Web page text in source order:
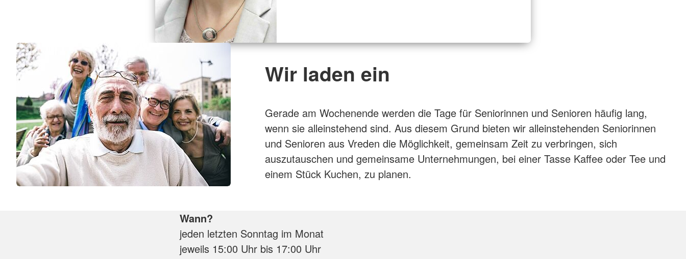
Wir laden ein
Gerade am Wochenende werden die Tage für Seniorinnen und Senioren häufig lang,
wenn sie alleinstehend sind. Aus diesem Grund bieten wir alleinstehenden Seniorinnen
und Senioren aus Vreden die Möglichkeit, gemeinsam Zeit zu verbringen, sich
auszutauschen und gemeinsame Unternehmungen, bei einer Tasse Kaffee oder Tee und
einem Stück Kuchen, zu planen.
Wann?
jeden letzten Sonntag im Monat
jeweils 15:00 Uhr bis 17:00 Uhr